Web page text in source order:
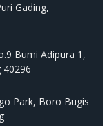
Gading,
Bumi Adipura 1,
40296
Park, Boro Bugis